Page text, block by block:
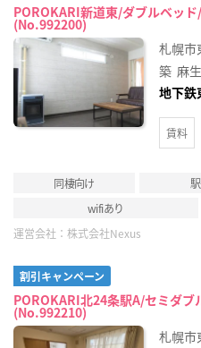
POROKARI新道東/ダブルベッ
(No.992200)
札幌市
築 麻生
地下鉄
賃料
同棲向け
wifiあり
運営会社： 株式会社Nexus
割引キャンペーン
POROKARI北24条駅A/セミダ
(No.992210)
札幌市